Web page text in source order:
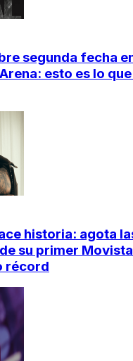
segunda fecha
esto es lo
historia: agota
su primer
récord